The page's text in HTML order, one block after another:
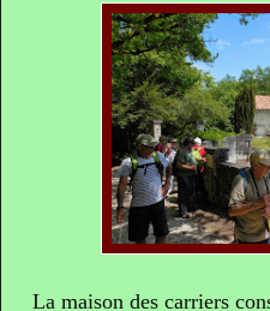
La maison des carriers